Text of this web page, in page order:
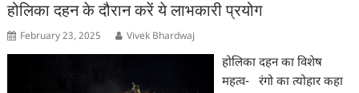
होलिका दहन के दौरान करें ये लाभकारी प्रयोग
February 23, 2025 Vivek Bhardwaj
होलिका दहन का विशेष
महत्व- रंगो का त्योहार कहा